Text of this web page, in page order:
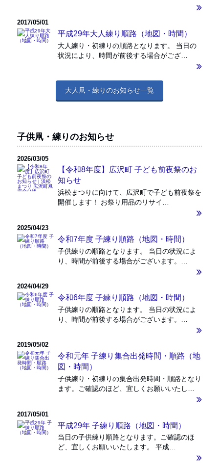
2017/05/01
平成29年大人練り順路（地図・時間）
大人練り・初練りの順路となります。 当日の
状況により、時間が前後する場合がござ…
大人凧・練りのお知らせ一覧
子供凧・練りのお知らせ
2026/03/05
【令和8年度】広沢町 子ども前夜祭のお
知らせ
浜松まつりに向けて、広沢町で子ども前夜祭を
開催します！ お祭り用品のリサイ…
2025/04/23
令和7年度 子練り順路（地図・時間）
子供練りの順路となります。 当日の状況によ
り、時間が前後する場合がございます。…
2024/04/29
令和6年度 子練り順路（地図・時間）
子供練りの順路となります。 当日の状況によ
り、時間が前後する場合がございます。…
2019/05/02
令和元年 子練り集合出発時間・順路（地
図・時間）
子供練り・初練りの集合出発時間・順路となり
ます。ご確認のほど、宜しくお願いいたし…
2017/05/01
平成29年 子練り順路（地図・時間）
当日の子供練り順路となります。ご確認のほ
ど、宜しくお願いいたします。 平成…